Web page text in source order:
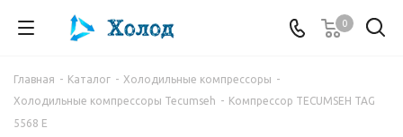
0
Главная - Каталог - Холодильные компрессоры -
Холодильные компрессоры Tecumseh - Компрессор TECUMSEH TAG
5568 E